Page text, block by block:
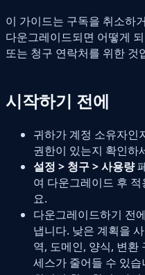
이 가이드는 구독을 취소하
다운그레이드되면 어떻게
또는 청구 연락처를 위한 것
시작하기 전에
귀하가 계정 소유자인
권한이 있는지 확인하
설정 > 청구 > 사용량
여 다운그레이드 후
요.
다운그레이드하기 전
냅니다. 낮은 계획을
역, 도메인, 양식, 변환
세스가 줄어들 수 있습